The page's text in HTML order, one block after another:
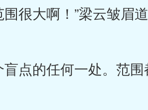
大啊！”梁云皱眉道
的任何一处。范围